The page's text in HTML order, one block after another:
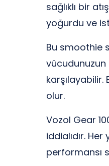
sağlıklı bir
yoğurdu ve
Bu smoothie
vücudunuzun
karşılayabilir.
olur.
Vozol Gear
iddialıdır.
performansı